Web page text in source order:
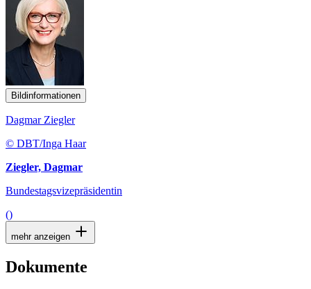
Bildinformationen
Dagmar Ziegler
© DBT/Inga Haar
Ziegler, Dagmar
Bundestagsvizepräsidentin
()
mehr anzeigen
Dokumente